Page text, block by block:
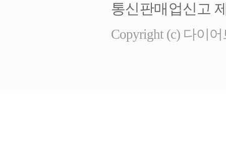
통신판매업신고
Copyright (c) 다이